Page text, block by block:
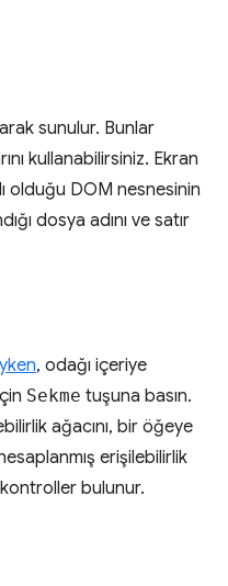
sunulur. Bunlar
kullanabilirsiniz. Ekran
olduğu DOM nesnesinin
dosya adını ve satır
, odağı içeriye
Sekme tuşuna basın.
ağacını, bir öğeye
erişilebilirlik
bulunur.